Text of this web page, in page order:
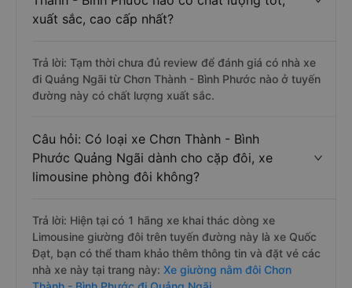
Thành - Bình Phước nào có chất lượng tốt,
xuất sắc, cao cấp nhất?
đi Quảng Ngãi từ Chơn Thành - Bình Phước nào ở tuyến
đường này có chất lượng xuất sắc.
Phước Quảng Ngãi dành cho cặp đôi, xe
limousine phòng đôi không?
Trả lời: Hiện tại có 1 hãng xe khai thác dòng xe